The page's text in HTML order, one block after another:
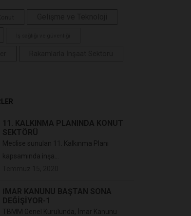
11. KALKINMA PLANINDA KONUT
SEKTÖRÜ
Meclise sunulan 11. Kalkınma Planı
kapsamında inşa...
İMAR KANUNU BAŞTAN SONA
DEĞİŞİYOR-1
TBMM Genel Kurulunda, İmar Kanunu